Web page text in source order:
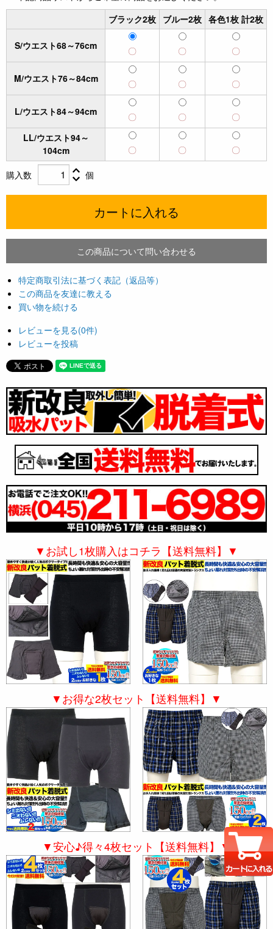
ブラック2枚 ブルー2枚 各色1枚 計2枚
S/ウエスト68～76cm 〇 〇 〇
M/ウエスト76～84cm 〇 〇 〇
L/ウエスト84～94cm 〇 〇
〇
LL/ウエスト94～
104cm
〇 〇 〇
購入数 個
カートに入れる
この商品について問い合わせる
特定商取引法に基づく表記（返品等）
この商品を友達に教える
買い物を続ける
レビューを見る(0件)
レビューを投稿
▼お試し1枚購入はコチラ【送料無料】▼
▼お得な2枚セット【送料無料】▼
▼安心♪得々4枚セット【送料無料】▼